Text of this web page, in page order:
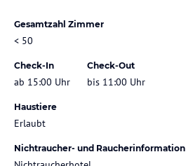
Gesamtzahl Zimmer
< 50
Check-In
ab 15:00 Uhr
Check-Out
bis 11:00 Uhr
Haustiere
Erlaubt
Nichtraucher- und Raucherinformation